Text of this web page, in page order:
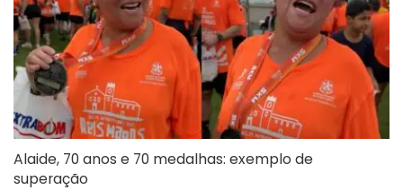
Alaide, 70 anos e 70 medalhas: exemplo de
superação